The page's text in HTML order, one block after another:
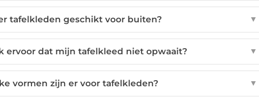
tafelkleden geschikt voor buiten? ▼
ervoor dat mijn tafelkleed niet opwaait? ▼
vormen zijn er voor tafelkleden? ▼